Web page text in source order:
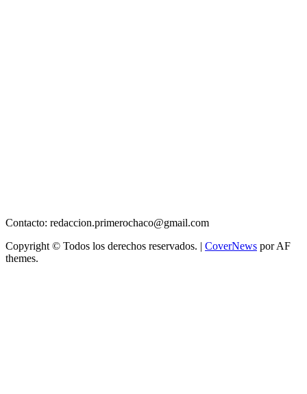
Contacto: redaccion.primerochaco@gmail.com
Copyright © Todos los derechos reservados. | CoverNews por AF
themes.